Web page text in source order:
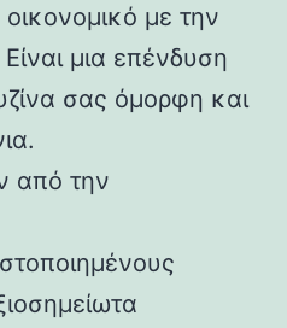
με την
μια επένδυση
σας όμορφη και
από την